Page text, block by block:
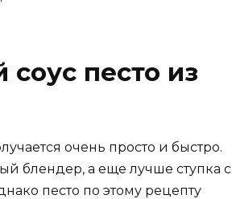
соус песто из
очень просто и быстро.
блендер, а еще лучше ступка с
песто по этому рецепту